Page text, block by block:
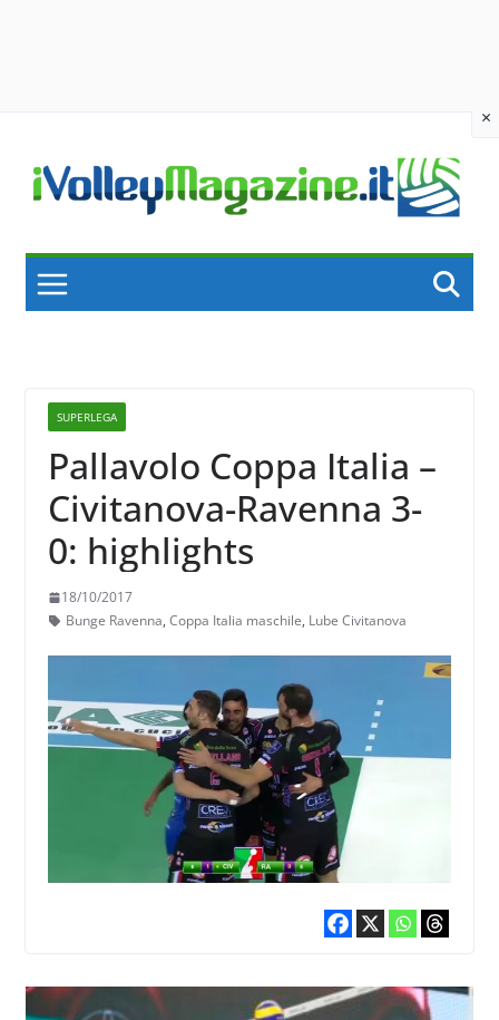
×
content
SUPERLEGA
Pallavolo Coppa Italia –
Civitanova-Ravenna 3-
0: highlights
18/10/2017
Bunge Ravenna, Coppa Italia maschile, Lube Civitanova